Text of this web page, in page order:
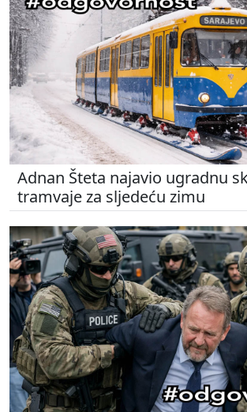
Adnan Šteta najavio ugradnu
tramvaje za sljedeću zimu